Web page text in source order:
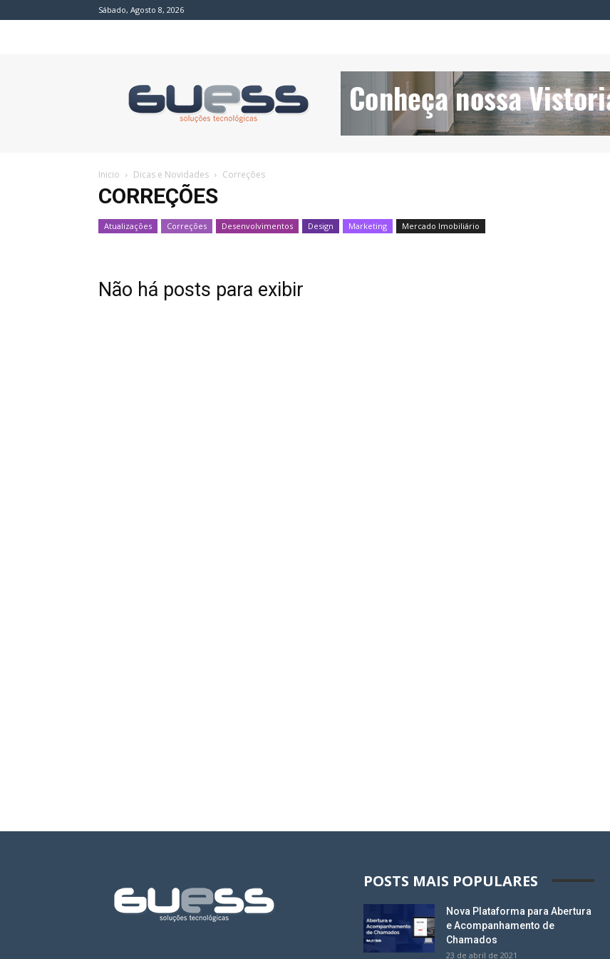
Sábado, Agosto 8, 2026
|
GUESS
Tecnologia
Inicio Dicas e Novidades Correções
CORREÇÕES
Atualizações Correções Desenvolvimentos Design Marketing Mercado Imobiliário
Não há posts para exibir
POSTS MAIS POPULARES
Nova Plataforma para Abertura
e Acompanhamento de
Chamados
23 de abril de 2021